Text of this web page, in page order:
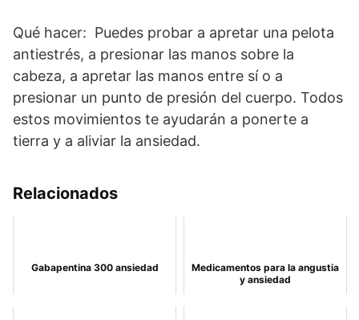
Qué hacer: Puedes probar a apretar una pelota
antiestrés, a presionar las manos sobre la
cabeza, a apretar las manos entre sí o a
presionar un punto de presión del cuerpo. Todos
estos movimientos te ayudarán a ponerte a
tierra y a aliviar la ansiedad.
Relacionados
Gabapentina 300 ansiedad
Medicamentos para la angustia
y ansiedad